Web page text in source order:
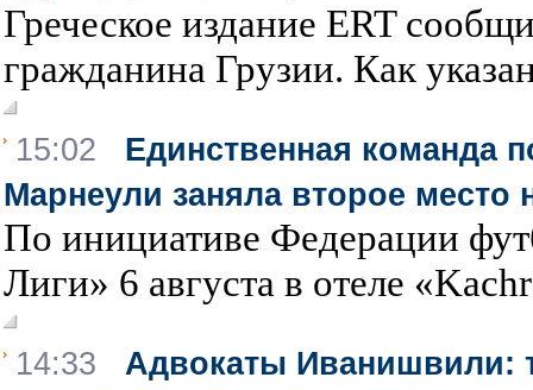
Греческое издание ERT
гражданина Грузии. Как
15:02 Единственная команда
Марнеули заняла второе место
По инициативе Федерации
Лиги» 6 августа в отеле
14:33 Адвокаты Иванишвили: